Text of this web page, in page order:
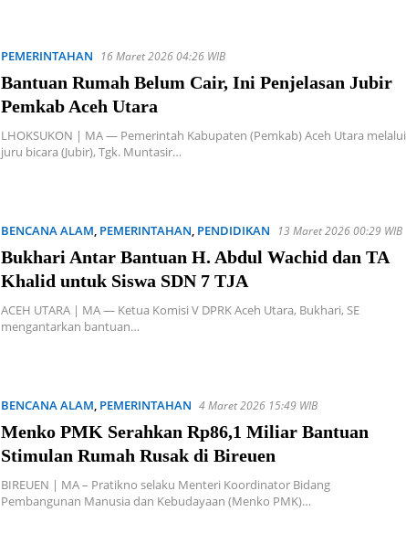
PEMERINTAHAN 16 Maret 2026 04:26 WIB
Bantuan Rumah Belum Cair, Ini Penjelasan Jubir
Pemkab Aceh Utara
LHOKSUKON | MA — Pemerintah Kabupaten (Pemkab) Aceh Utara melalui
juru bicara (Jubir), Tgk. Muntasir…
BENCANA ALAM, PEMERINTAHAN, PENDIDIKAN 13 Maret 2026 00:29 WIB
Bukhari Antar Bantuan H. Abdul Wachid dan TA
Khalid untuk Siswa SDN 7 TJA
ACEH UTARA | MA — Ketua Komisi V DPRK Aceh Utara, Bukhari, SE
mengantarkan bantuan…
BENCANA ALAM, PEMERINTAHAN 4 Maret 2026 15:49 WIB
Menko PMK Serahkan Rp86,1 Miliar Bantuan
Stimulan Rumah Rusak di Bireuen
BIREUEN | MA – Pratikno selaku Menteri Koordinator Bidang
Pembangunan Manusia dan Kebudayaan (Menko PMK)…